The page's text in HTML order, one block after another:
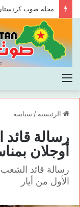
مجلة صوت كردستان
القائمة
الرئيسية / سياسة
رسالة
أوجلان
رسالة قائد الشعب
الأول من أيار